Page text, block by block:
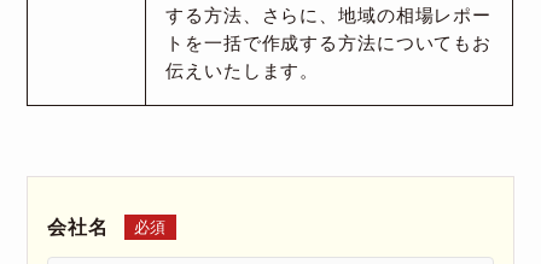
する方法、さらに、地域の相場レポー
トを一括で作成する方法についてもお
伝えいたします。
会社名 必須